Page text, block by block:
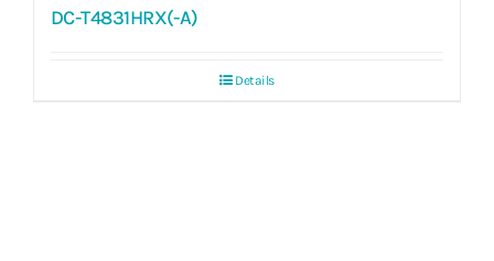
DC-T4831HRX(-A)
Details